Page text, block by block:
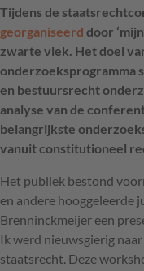
Tijdens de
georganiseerd door
zwarte vlek. Het doel
onderzoeksprogramma
en bestuursrecht
analyse van de
belangrijkste
vanuit constitutioneel
Het publiek bestond
en andere hooggeleerde
Brenninckmeijer een
Ik werd nieuwsgierig
staatsrecht. Deze